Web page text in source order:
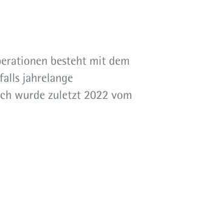
besteht mit dem
jahrelange
wurde zuletzt 2022 vom